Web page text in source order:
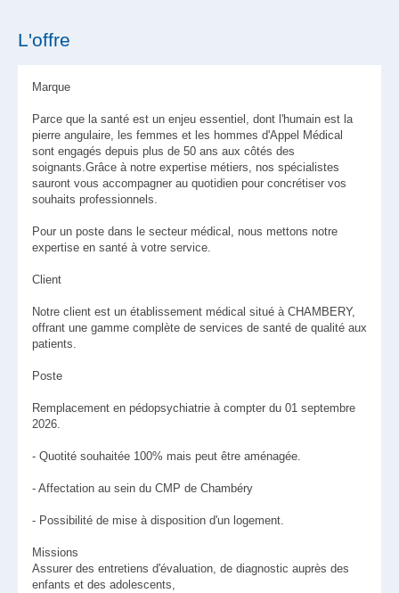
L'offre
Marque
Parce que la santé est un enjeu essentiel, dont l'humain est la
pierre angulaire, les femmes et les hommes d'Appel Médical
sont engagés depuis plus de 50 ans aux côtés des
soignants.Grâce à notre expertise métiers, nos spécialistes
sauront vous accompagner au quotidien pour concrétiser vos
souhaits professionnels.
Pour un poste dans le secteur médical, nous mettons notre
expertise en santé à votre service.
Client
Notre client est un établissement médical situé à CHAMBERY,
offrant une gamme complète de services de santé de qualité aux
patients.
Poste
Remplacement en pédopsychiatrie à compter du 01 septembre
2026.
- Quotité souhaitée 100% mais peut être aménagée.
- Affectation au sein du CMP de Chambéry
- Possibilité de mise à disposition d'un logement.
Missions
Assurer des entretiens d'évaluation, de diagnostic auprès des
enfants et des adolescents,